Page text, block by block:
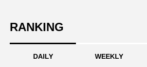
RANKING
DAILY WEEKLY